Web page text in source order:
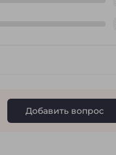
Добавить вопрос